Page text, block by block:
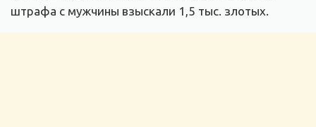
штрафа с мужчины взыскали 1,5 тыс. злотых.